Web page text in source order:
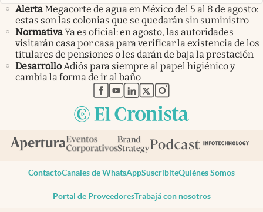
AlertaMegacorte de agua en México del 5 al 8 de agosto:
estas son las colonias que se quedarán sin suministro
NormativaYa es oficial: en agosto, las autoridades
visitarán casa por casa para verificar la existencia de los
titulares de pensiones o les darán de baja la prestación
DesarrolloAdiós para siempre al papel higiénico y
cambia la forma de ir al baño
abre en nueva pestaña
abre en nueva pestaña
abre en nueva pestaña
abre en nueva pestaña
abre en nueva pestaña
ContactoCanales de WhatsAppSuscribiteQuiénes Somos
Portal de ProveedoresTrabajá con nosotros